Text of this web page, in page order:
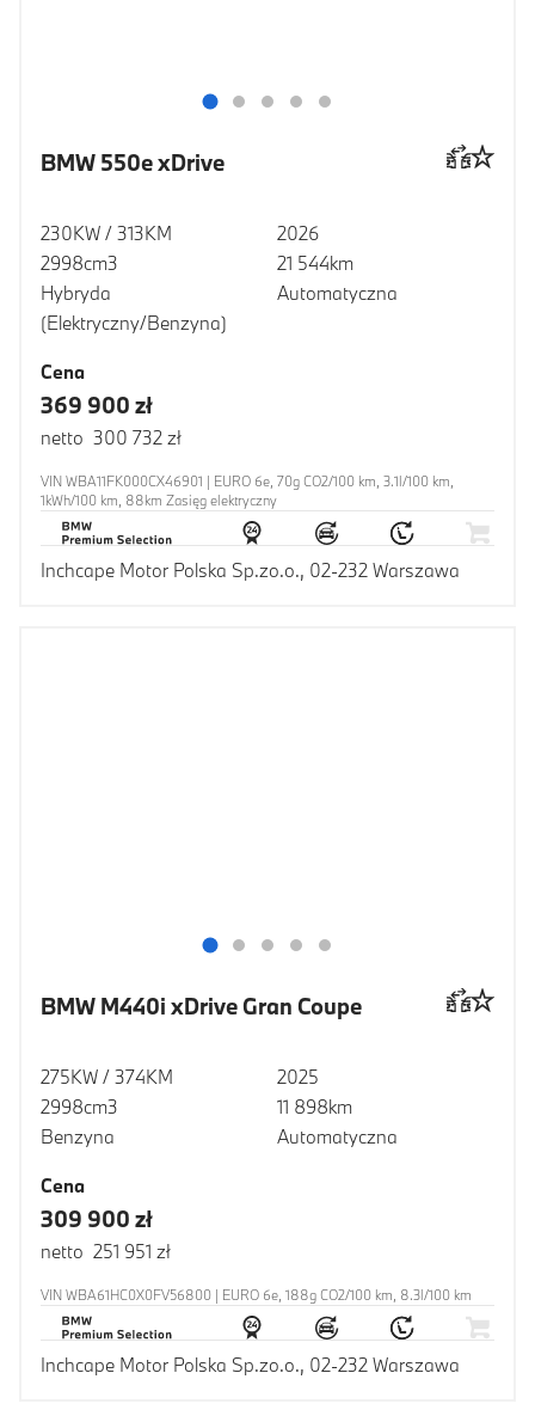
BMW 550e xDrive
230KW / 313KM
2998cm3
Hybryda
(Elektryczny/Benzyna)
2026
21 544km
Automatyczna
Cena
369 900 zł
netto 300 732 zł
VIN WBA11FK000CX46901 | EURO 6e, 70g CO2/100 km, 3.1l/100 km,
1kWh/100 km, 88km Zasięg elektryczny
Inchcape Motor Polska Sp.zo.o., 02-232 Warszawa
BMW M440i xDrive Gran Coupe
275KW / 374KM
2998cm3
Benzyna
2025
11 898km
Automatyczna
Cena
309 900 zł
netto 251 951 zł
VIN WBA61HC0X0FV56800 | EURO 6e, 188g CO2/100 km, 8.3l/100 km
Inchcape Motor Polska Sp.zo.o., 02-232 Warszawa